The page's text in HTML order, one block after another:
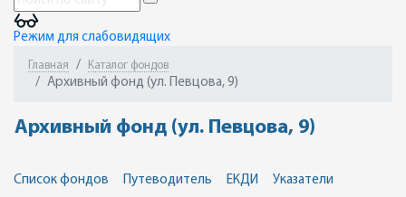
Режим для слабовидящих
Главная Каталог фондов
Архивный фонд (ул. Певцова, 9)
Архивный фонд (ул. Певцова, 9)
Список фондов Путеводитель ЕКДИ Указатели